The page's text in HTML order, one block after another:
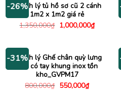
-26%
Thanh lý tủ hồ sơ cũ 2 cánh
1m2 x 1m2 giá rẻ
1,350,000₫ Giá
gốc
1,000,000₫Giá
hiện
-31%
Thanh lý Ghế chân quỳ lưng
lưới có tay khung inox tồn
kho_GVPM17
800,000₫ Giá
550,000₫Giá
hiện